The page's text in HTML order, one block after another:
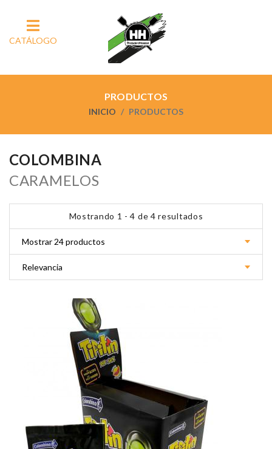
CATÁLOGO
PRODUCTOS
INICIO PRODUCTOS
COLOMBINA
CARAMELOS
Mostrando 1 - 4 de 4 resultados